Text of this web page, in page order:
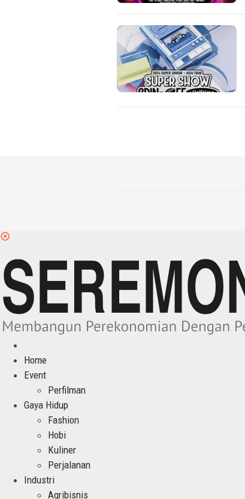
Home
Event
Perfilman
Gaya Hidup
Fashion
Hobi
Kuliner
Perjalanan
Industri
Agribisnis